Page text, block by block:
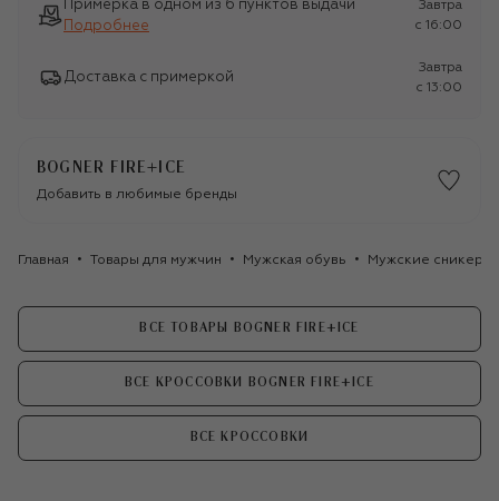
Примерка в одном из 6 пунктов выдачи
Подробнее
Завтра
c 16:00
Доставка с примеркой
Завтра
c 13:00
BOGNER FIRE+ICE
Добавить в любимые бренды
Главная Товары для мужчин Мужская обувь Мужские сникеры
ВСЕ ТОВАРЫ BOGNER FIRE+ICE
ВСЕ КРОССОВКИ BOGNER FIRE+ICE
ВСЕ КРОССОВКИ